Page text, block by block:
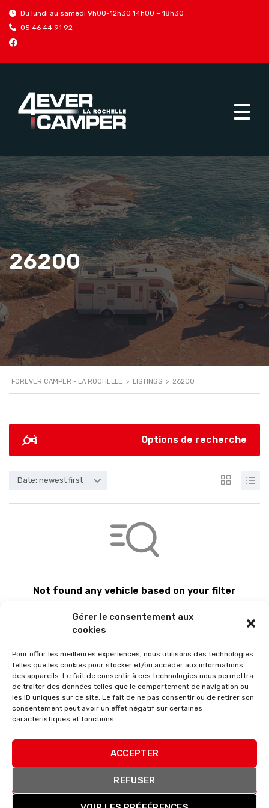
Gérer le consentement aux
cookies
Pour offrir les meilleures expériences, nous utilisons des technologies
telles que les cookies pour stocker et/ou accéder aux informations
des appareils. Le fait de consentir à ces technologies nous permettra
de traiter des données telles que le comportement de navigation ou
les ID uniques sur ce site. Le fait de ne pas consentir ou de retirer son
consentement peut avoir un effet négatif sur certaines
caractéristiques et fonctions.
ACCEPTER
REFUSER
Du lundi au samedi 9h00-12h30 14h00 – 18h30
05 46 44 91 92
26200
FOREVER CAMPER - LA ROCHELLE > LISTINGS > 26200
Options de recherche
Date: newest first
Not found any vehicle based on your filter